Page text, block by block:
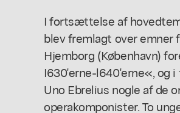
I fortsættelse af
blev fremlagt over emner
Hjemborg (København)
I630'erne-l640'erne«, og
Uno Ebrelius nogle af de
operakomponister. To